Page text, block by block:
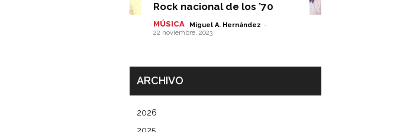
Rock nacional de los ’70
MÚSICA Miguel A. Hernández -
22 noviembre, 2023
ARCHIVO
2026